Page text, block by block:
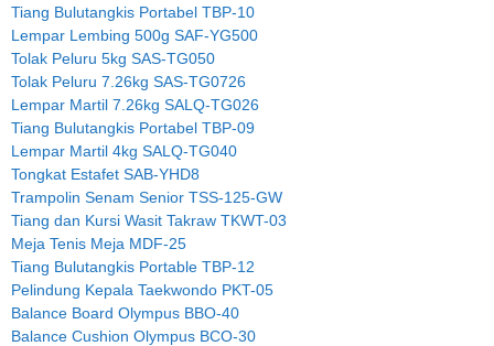
Tiang Bulutangkis Portabel TBP-10
Lempar Lembing 500g SAF-YG500
Tolak Peluru 5kg SAS-TG050
Tolak Peluru 7.26kg SAS-TG0726
Lempar Martil 7.26kg SALQ-TG026
Tiang Bulutangkis Portabel TBP-09
Lempar Martil 4kg SALQ-TG040
Tongkat Estafet SAB-YHD8
Trampolin Senam Senior TSS-125-GW
Tiang dan Kursi Wasit Takraw TKWT-03
Meja Tenis Meja MDF-25
Tiang Bulutangkis Portable TBP-12
Pelindung Kepala Taekwondo PKT-05
Balance Board Olympus BBO-40
Balance Cushion Olympus BCO-30